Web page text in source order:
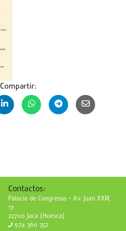
Compartir:
Contactos:
Palacio de Congresos – Av. Juan XXIII,
17
22700 Jaca (Huesca)
974 360 352